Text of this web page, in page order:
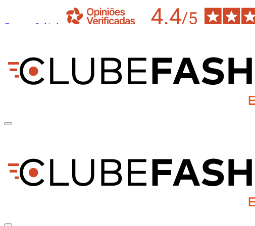
Contacto & Ajuda